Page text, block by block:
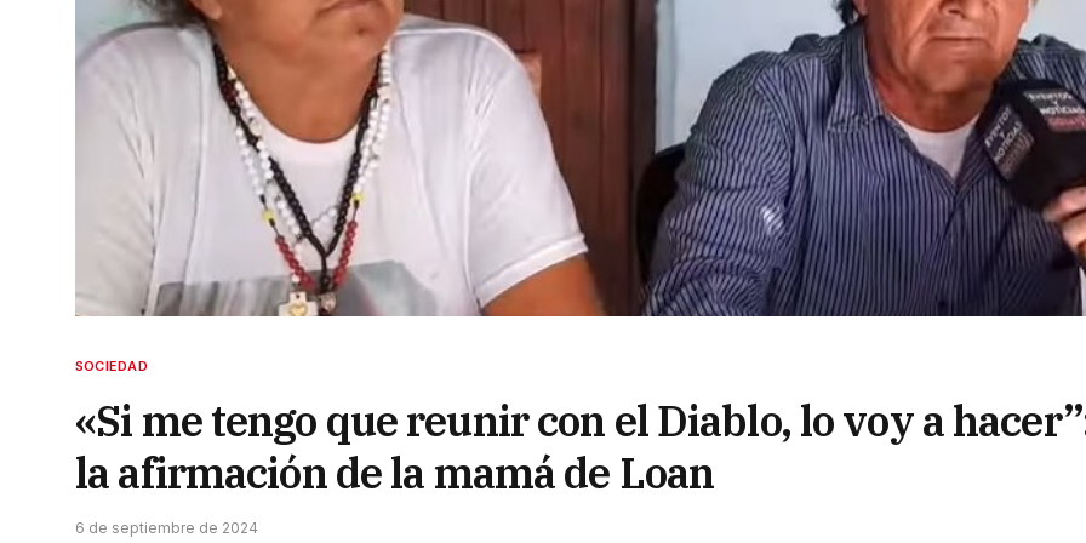
SOCIEDAD
«Si me tengo que reunir con el Diablo, lo voy a
la afirmación de la mamá de Loan
6 de septiembre de 2024